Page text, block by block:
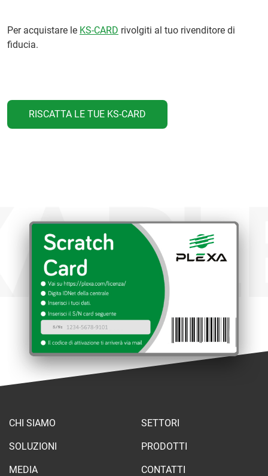
Per acquistare le KS-CARD rivolgiti al tuo rivenditore di
fiducia.
RISCATTA LE TUE KS-CARD
CHI SIAMO SETTORI
SOLUZIONI PRODOTTI
MEDIA CONTATTI